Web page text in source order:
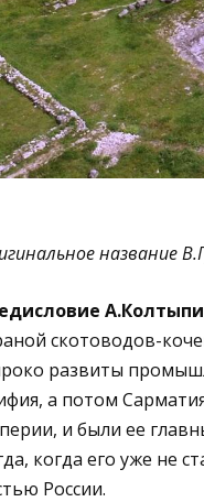
название
скотоводов-
развиты
а потом
и были ее
когда его уже не
России.